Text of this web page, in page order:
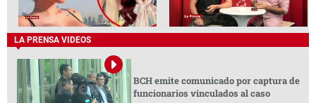
LA PRENSA VIDEOS
BCH emite comunicado por captura de
funcionarios vinculados al caso